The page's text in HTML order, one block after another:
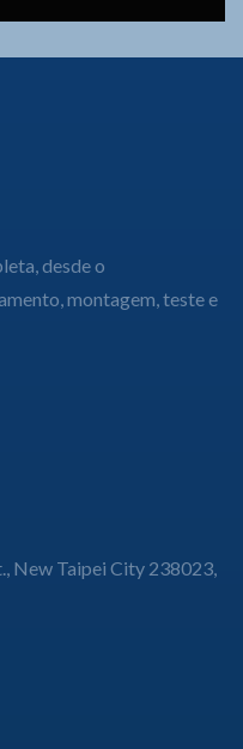
desde o
montagem, teste e
New Taipei City 238023,